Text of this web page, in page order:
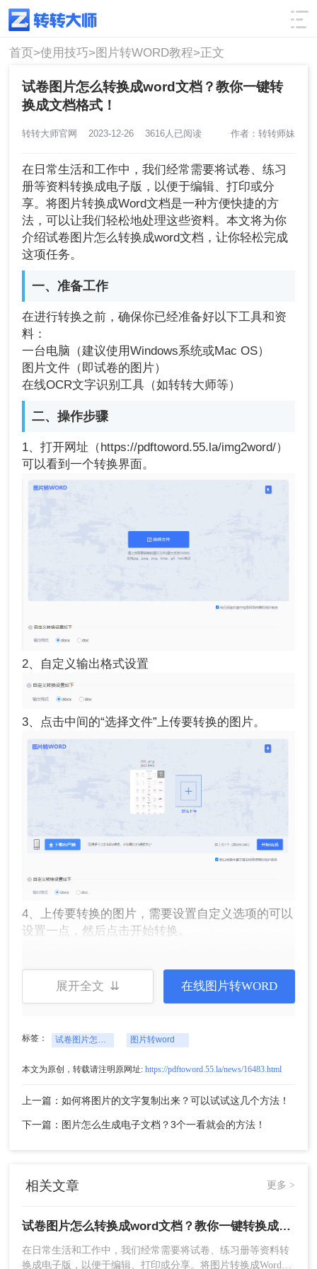
使用技巧 筛选
首页>使用技巧>图片转WORD教程>正文
试卷图片怎么转换成word文档？教你一键转
换成文档格式！
转转大师官网 2023-12-26 3616人已阅读 作者：转转师妹
在日常生活和工作中，我们经常需要将试卷、练习
册等资料转换成电子版，以便于编辑、打印或分
享。将图片转换成Word文档是一种方便快捷的方
法，可以让我们轻松地处理这些资料。本文将为你
介绍试卷图片怎么转换成word文档，让你轻松完成
这项任务。
一、准备工作
在进行转换之前，确保你已经准备好以下工具和资
料：
一台电脑（建议使用Windows系统或Mac OS）
图片文件（即试卷的图片）
在线OCR文字识别工具（如转转大师等）
二、操作步骤
1、打开网址（https://pdftoword.55.la/img2word/）
可以看到一个转换界面。
2、自定义输出格式设置
3、点击中间的“选择文件”上传要转换的图片。
4、上传要转换的图片，需要设置自定义选项的可以
设置一点，然后点击开始转换。
5、转换完成，点击立即下载就可以了。
三、注意事项
2、OCR识别误差：由于OCR技术可能存在误差，
后的文本，并进行必要的修改和调整。
可以分页处理并逐一进行OCR识别和编辑。最后再
展开全文 ⇊ 在线图片转WORD
标签： 试卷图片怎么转换成word文档 图片转word
本文为原创，转载请注明原网址: https://pdftoword.55.la/news/16483.html
上一篇：如何将图片的文字复制出来？可以试试这几个方法！
下一篇：图片怎么生成电子文档？3个一看就会的方法！
相关文章 更多 >
试卷图片怎么转换成word文档？教你一键转换成文档格式！
在日常生活和工作中，我们经常需要将试卷、练习册等资料转
换成电子版，以便于编辑、打印或分享。将图片转换成Word文